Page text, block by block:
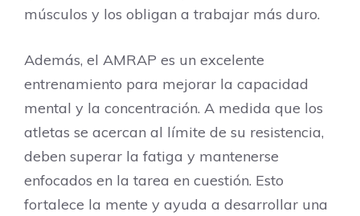
músculos y los obligan a trabajar más duro.
Además, el AMRAP es un excelente
entrenamiento para mejorar la capacidad
mental y la concentración. A medida que los
atletas se acercan al límite de su resistencia,
deben superar la fatiga y mantenerse
enfocados en la tarea en cuestión. Esto
fortalece la mente y ayuda a desarrollar una